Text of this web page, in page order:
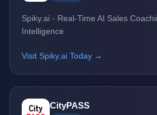
Spiky.ai - Real-Time AI Sales
Intelligence
Visit Spiky.ai Today →
CityPASS